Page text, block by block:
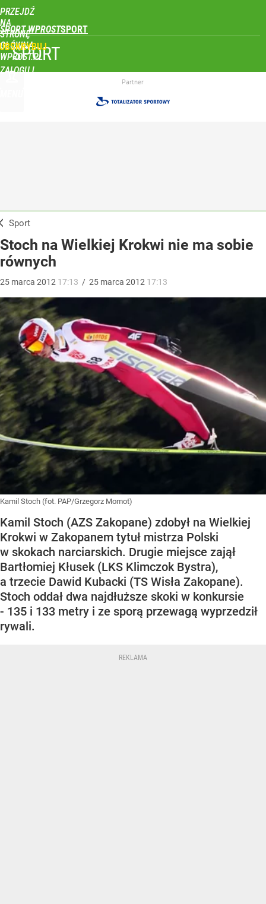
PRZEJDŹ
NA
STRONĘ
GŁÓWNĄ
WPROST.PL
SPORT WPROST
ZALOGUJ
SPORT
Partner
Sport
Stoch na Wielkiej Krokwi nie ma sobie
równych
25 marca 2012 17:13 / 25 marca 2012 17:13
Kamil Stoch (fot. PAP/Grzegorz Momot)
Kamil Stoch (AZS Zakopane) zdobył na Wielkiej
Krokwi w Zakopanem tytuł mistrza Polski
w skokach narciarskich. Drugie miejsce zajął
Bartłomiej Kłusek (LKS Klimczok Bystra),
a trzecie Dawid Kubacki (TS Wisła Zakopane).
Stoch oddał dwa najdłuższe skoki w konkursie
- 135 i 133 metry i ze sporą przewagą wyprzedził
rywali.